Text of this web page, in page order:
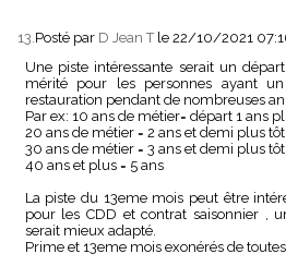
13. Posté par D Jean T le 22/10/2021
Une piste intéressante serait un
mérité pour les personnes ayant
restauration pendant de nombreuses
Par ex: 10 ans de métier= départ 1 ans
20 ans de métier = 2 ans et demi plus tôt
30 ans de métier = 3 ans et demi plus tôt
40 ans et plus = 5 ans
La piste du 13eme mois peut être
pour les CDD et contrat saisonnier ,
serait mieux adapté.
Prime et 13eme mois exonérés de